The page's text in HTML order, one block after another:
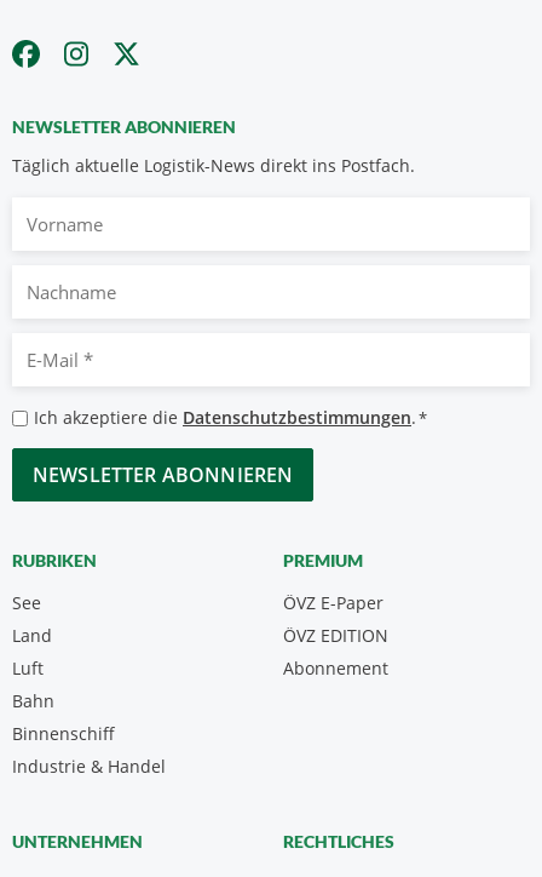
NEWSLETTER ABONNIEREN
Täglich aktuelle Logistik-News direkt ins Postfach.
Nachname
Mail
*
Datenschutzbestimmungen
*
Ich akzeptiere die Datenschutzbestimmungen.*
CAPTCHA
RUBRIKEN
See
Land
Luft
Bahn
Binnenschiff
Industrie & Handel
PREMIUM
ÖVZ E-Paper
Abonnement
ÖVZ EDITION
UNTERNEHMEN RECHTLICHES